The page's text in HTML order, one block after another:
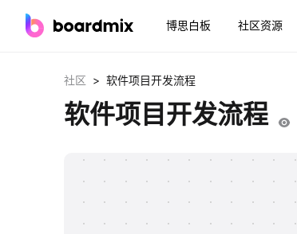
博思白板 社区资源
社区 > 软件项目开发流程
软件项目开发流程